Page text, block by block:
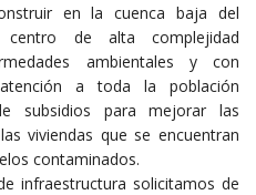
en la cuenca baja del
centro de alta complejidad
ambientales y con
a toda la población
subsidios para mejorar las
viviendas que se encuentran
contaminados.
infraestructura solicitamos de